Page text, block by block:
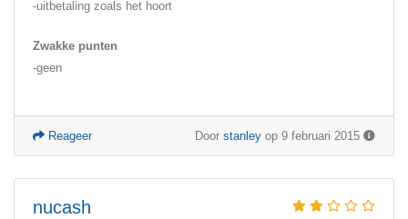
-uitbetaling zoals het hoort
Zwakke punten
-geen
Door stanley op 9 februari 2015
Reageer
nucash